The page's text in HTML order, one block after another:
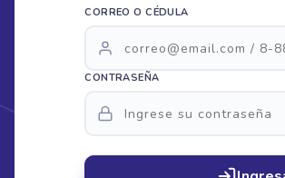
CORREO O CÉDULA
CONTRASEÑA